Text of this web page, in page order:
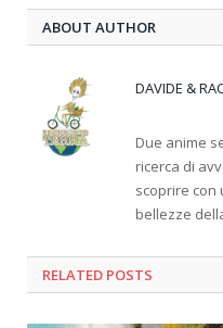
ABOUT AUTHOR
DAVIDE &
Due anime
ricerca di
scoprire con
bellezze
RELATED POSTS